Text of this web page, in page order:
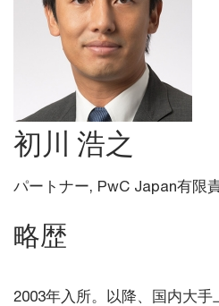
初川 浩之
パートナー, PwC Japan有限
略歴
2003年入所。以降、国内大